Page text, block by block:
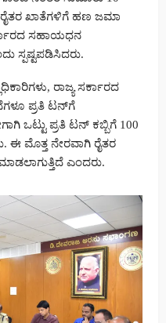
ಖಾತೆಗಳಿಗೆ ಹಣ ಜಮಾ
ಸಹಾಯಧನ
ಸ್ಪಷ್ಟಪಡಿಸಿದರು.
ರಾಜ್ಯ ಸರ್ಕಾರದ
ಪ್ರತಿ ಟನ್‌ಗೆ
ಒಟ್ಟು ಪ್ರತಿ ಟನ್ ಕಬ್ಬಿಗೆ 100
ಮೊತ್ತ ನೇರವಾಗಿ ರೈತರ
ಎಂದರು.